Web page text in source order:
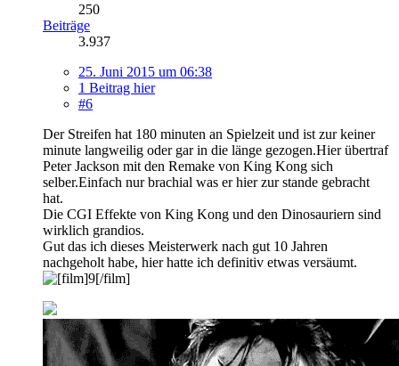
250
Beiträge
3.937
25. Juni 2015 um 06:38
1 Beitrag hier
#6
Der Streifen hat 180 minuten an Spielzeit und ist zur keiner
minute langweilig oder gar in die länge gezogen.Hier übertraf
Peter Jackson mit den Remake von King Kong sich
selber.Einfach nur brachial was er hier zur stande gebracht
hat.
Die CGI Effekte von King Kong und den Dinosauriern sind
wirklich grandios.
Gut das ich dieses Meisterwerk nach gut 10 Jahren
nachgeholt habe, hier hatte ich definitiv etwas versäumt.